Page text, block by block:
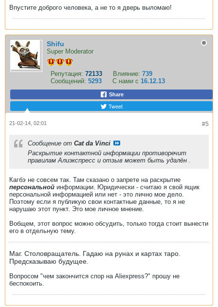
Впустите доброго человека, а не то я дверь выломаю!
Shifu
Super Moderator
Репутация: 72133 Влияние: 739
Сообщений: 5293 С нами с 16.12.13
Share
Tweet
#5
21-02-14, 02:01
Сообщение от Cat da Vinci
Раскрытие контактной информации противоречит
правилам Алиэкспресс и отзыв может быть удалён .
Кагбэ не совсем так. Там сказано о запрете на раскрытие
персональной информации. Юридически - считаю я свой ящик
персональной информацией или нет - это лично мое дело.
Поэтому если я публикую свои контактные данные, то я не
нарушаю этот пункт. Это мое личное мнение.
Вобщем, этот вопрос можно обсудить, только тогда стоит вынести
его в отдельную тему.
Маг. Столовращатель. Гадаю на рунах и картах таро.
Предсказываю будущее.
Вопросом "чем закончится спор на Aliexpress?" прошу не
беспокоить.